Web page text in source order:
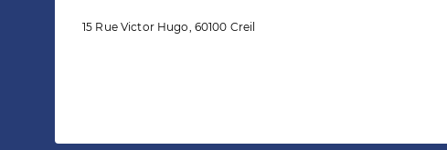
15 Rue Victor Hugo, 60100 Creil